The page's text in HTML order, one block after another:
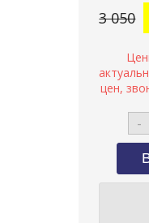
3 050
-